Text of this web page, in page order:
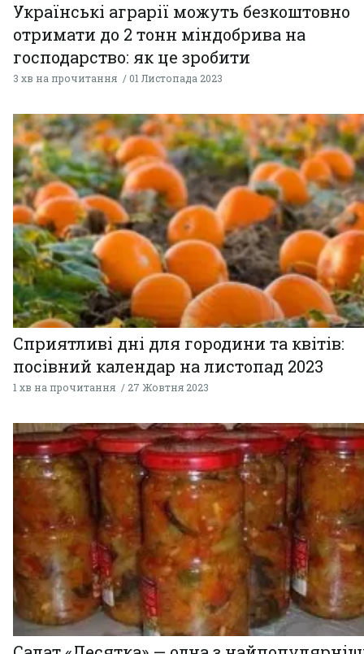
Українські аграрії можуть безкоштовно
отримати до 2 тонн міндобрива на
господарство: як це зробити
3 хв на прочитання 01 Листопада 2023
Сприятливі дні для городини та квітів:
посівний календар на листопад 2023
1 хв на прочитання 27 Жовтня 2023